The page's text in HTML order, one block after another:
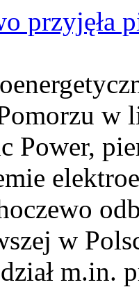
przyjęła
w
Power,
w
m.in.